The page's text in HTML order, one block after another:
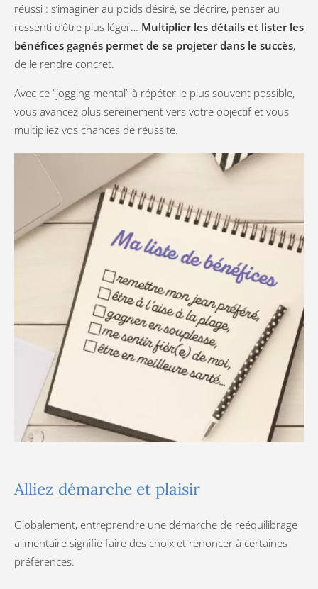
réussi : s’imaginer au poids désiré, se décrire, penser au
ressenti d’être plus léger… Multiplier les détails et lister les
bénéfices gagnés permet de se projeter dans le succès,
de le rendre concret.
Avec ce “jogging mental” à répéter le plus souvent possible,
vous avancez plus sereinement vers votre objectif et vous
multipliez vos chances de réussite.
Alliez démarche et plaisir
Globalement, entreprendre une démarche de rééquilibrage
alimentaire signifie faire des choix et renoncer à certaines
préférences.